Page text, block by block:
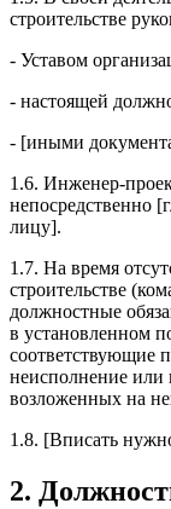
строительстве
- Уставом
- настоящей
- [иными
1.6. Инженер-
непосредственно
лицу].
1.7. На время
строительстве
должностные
в установленном
соответствующие
неисполнение или
возложенных на
1.8. [Вписать
2.